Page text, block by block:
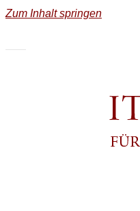
Zum Inhalt springen